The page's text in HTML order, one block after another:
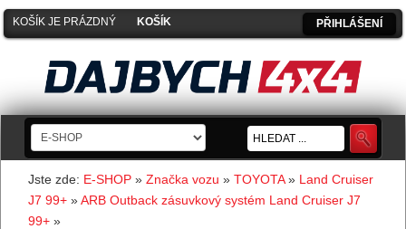
KOŠÍK JE PRÁZDNÝ PŘIHLÁŠENÍ
Jste zde: E-SHOP » Značka vozu » TOYOTA» Land Cruiser
J7 99+ »ARB Outback zásuvkový systém Land Cruiser J7
99+ »